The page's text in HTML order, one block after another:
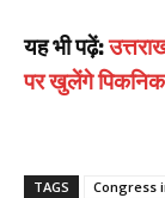
यह भी पढ़ें:
पर खुलेंगे पिकनिक
TAGS
Congress